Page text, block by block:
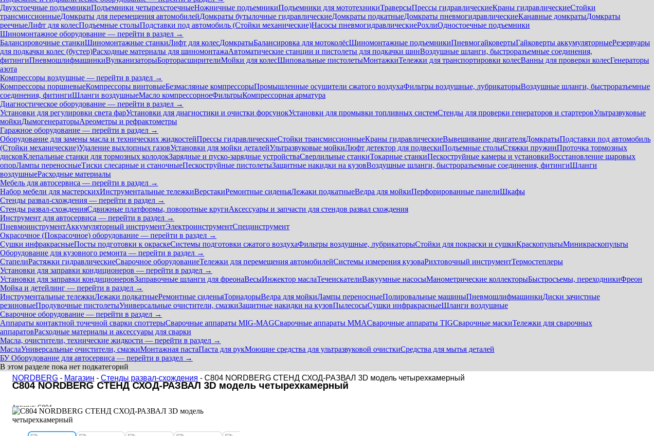
Двухстоечные подъемникиПодъемники четырехстоечныеНожничные подъемникиПодъемники для мототехникиТраверсыПрессы гидравлическиеКраны гидравлическиеСтойки
трансмиссионныеДомкраты для перемещения автомобилейДомкраты бутылочные гидравлическиеДомкраты подкатныеДомкраты пневмогидравлическиеКанавные домкратыДомкраты
реечныеЛифт для колесПодъемные столыПодставки под автомобиль (Стойки механические)Насосы пневмогидравлическиеРохлиОдностоечные подъемники
Шиномонтажное оборудование — перейти в раздел →
Балансировочные станкиШиномонтажные станкиЛифт для колесДомкратыБалансировка для мотоколёсШиномонтажные подъемникиПневмогайковертыГайковерты аккумуляторныеРезервуары
для подкачки колес (бустер)Расходные материалы для шиномонтажаАвтоматические станции и пистолеты для подкачки шинВоздушные шланги, быстроразъемные соединения,
фитингиПневмошлифмашинкиВулканизаторыБорторасширителиМойки для колесШиповальные пистолетыМонтажкиТележки для транспортировки колесВанны для проверки колесГенераторы
азота
Компрессоры воздушные — перейти в раздел →
Компрессоры поршневыеКомпрессоры винтовыеБезмасляные компрессорыПромышленные осушители сжатого воздухаФильтры воздушные, лубрикаторыВоздушные шланги, быстроразъемные
соединения, фитингиШланги воздушныеМасло компрессорноеФильтрыКомпрессорная арматура
Диагностическое оборудование — перейти в раздел →
Установки для регулировки света фарУстановки для диагностики и очистки форсунокУстановки для промывки топливных системСтенды для проверки генераторов и стартеровУльтразвуковые
мойкиДымогенераторыАреометры и рефрактометры
Гаражное оборудование — перейти в раздел →
Оборудование для замены масла и технических жидкостейПрессы гидравлическиеСтойки трансмиссионныеКраны гидравлическиеВывешивание двигателяДомкратыПодставки под автомобиль
(Стойки механические)Удаление выхлопных газовУстановки для мойки деталейУльтразвуковые мойкиЛюфт детектор для подвескиПодъемные столыСтяжки пружинПроточка тормозных
дисковКлепальные станки для тормозных колодокЗарядные и пуско-зарядные устройстваСверлильные станкиТокарные станкиПескоструйные камеры и установкиВосстановление шаровых
опорЛампы переносныеТиски слесарные и станочныеПескоструйные пистолетыЗащитные накидки на кузовВоздушные шланги, быстроразъемные соединения, фитингиШланги
воздушныеРасходные материалы
Мебель для автосервиса — перейти в раздел →
Набор мебели для мастерскихИнструментальные тележкиВерстакиРемонтные сиденьяЛежаки подкатныеВедра для мойкиПерфорированные панелиШкафы
Стенды развал-схождения — перейти в раздел →
Стенды развал-схожденияСдвижные платформы, поворотные кругиАксессуары и запчасти для стендов развал схождения
Инструмент для автосервиса — перейти в раздел →
ПневмоинструментАккумуляторный инструментЭлектроинструментСпецинструмент
Окрасочное (Покрасочное) оборудование — перейти в раздел →
Сушки инфракрасныеПосты подготовки к окраскеСистемы подготовки сжатого воздухаФильтры воздушные, лубрикаторыСтойки для покраски и сушкиКраскопультыМиникраскопульты
Оборудование для кузовного ремонта — перейти в раздел →
СтапелиРастяжки гидравлическиеСварочное оборудованиеТележки для перемещения автомобилейСистемы измерения кузоваРихтовочный инструментТермостеплеры
Установки для заправки кондиционеров — перейти в раздел →
Установки для заправки кондиционеровЗаправочные шланги для фреонаВесыИнжектор маслаТечеискателиВакуумные насосыМанометрические коллекторыБыстросъемы, переходникиФреон
Мойка и детейлинг — перейти в раздел →
Инструментальные тележкиЛежаки подкатныеРемонтные сиденьяТорнадорыВедра для мойкиЛампы переносныеПолировальные машиныПневмошлифмашинкиДиски зачистные
резиновыеПродувочные пистолетыУниверсальные очистители, смазкиЗащитные накидки на кузовПылесосыСушки инфракрасныеШланги воздушные
Сварочное оборудование — перейти в раздел →
Аппараты контактной точечной сварки cпоттерыСварочные аппараты MIG-MAGСварочные аппараты MMAСварочные аппараты TIGСварочные маскиТележки для сварочных
аппаратовРасходные материалы и аксессуары для сварки
Масла, очистители, технические жидкости — перейти в раздел →
МаслаУниверсальные очистители, смазкиМонтажная пастаПаста для рукМоющие средства для ультразвуковой очисткиСредства для мытья деталей
БУ Оборудование для автосервиса — перейти в раздел →
В этом разделе пока нет подкатегорий
NORDBERG - Магазин - Стенды развал-схождения - C804 NORDBERG СТЕНД СХОД-РАЗВАЛ 3D модель четырехкамерный
C804 NORDBERG СТЕНД СХОД-РАЗВАЛ 3D модель четырехкамерный
Артикул: C804